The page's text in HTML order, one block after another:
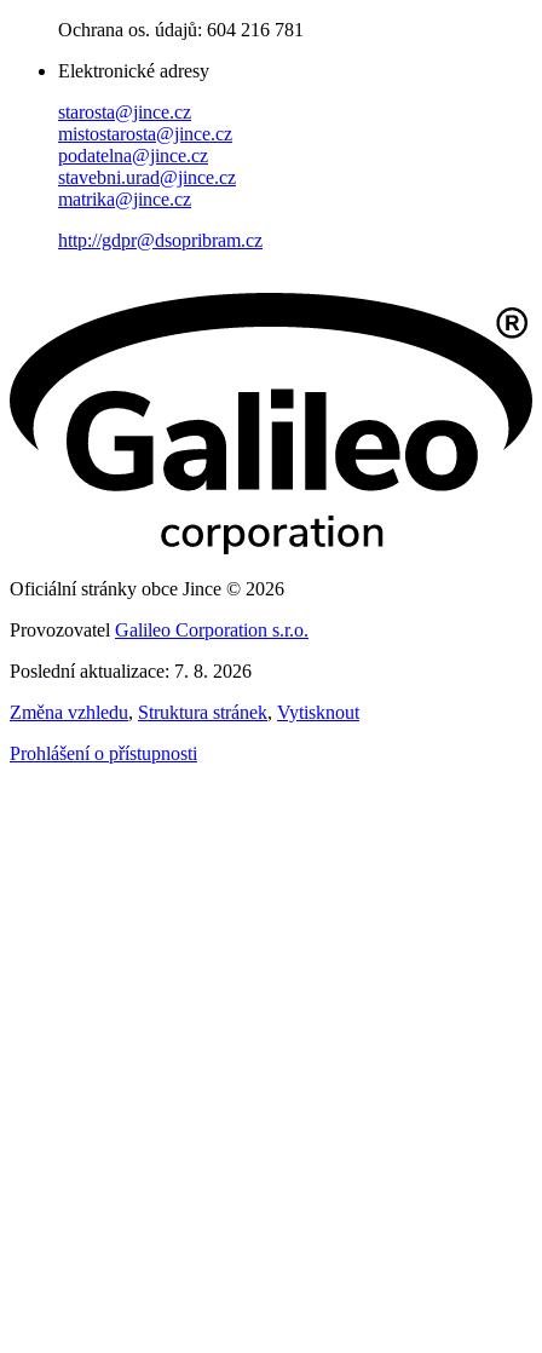
Ochrana os. údajů: 604 216 781
Elektronické adresy
starosta@jince.cz
mistostarosta@jince.cz
podatelna@jince.cz
stavebni.urad@jince.cz
matrika@jince.cz
http://gdpr@dsopribram.cz
Oficiální stránky obce Jince © 2026
Provozovatel Galileo Corporation s.r.o.
Poslední aktualizace: 7. 8. 2026
Změna vzhledu, Struktura stránek, Vytisknout
Prohlášení o přístupnosti